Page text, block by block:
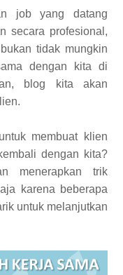
job yang datang
secara profesional,
tidak mungkin
dengan kita di
blog kita akan
membuat klien
dengan kita?
menerapkan trik
karena beberapa
untuk melanjutkan